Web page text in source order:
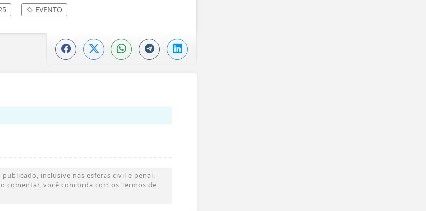
EVENTO
inclusive nas esferas civil e penal.
comentar, você concorda com os Termos de